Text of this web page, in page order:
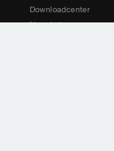
Downloadcenter
Newsletter